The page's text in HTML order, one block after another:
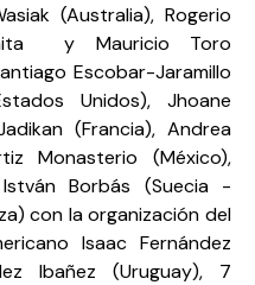
(Australia), Rogerio
y Mauricio Toro
Escobar-Jaramillo
Unidos), Jhoane
(Francia), Andrea
Monasterio (México),
István Borbás (Suecia -
con la organización del
Isaac Fernández
Ibañez (Uruguay), 7